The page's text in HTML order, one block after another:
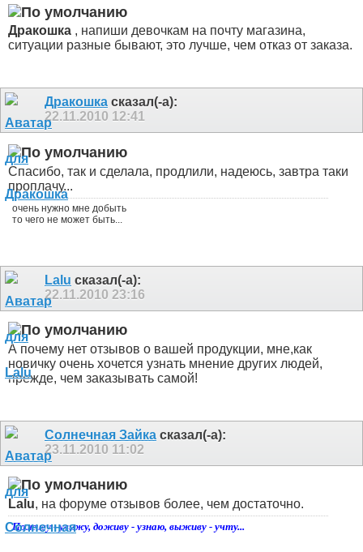
Дракошка , напиши девочкам на почту магазина,
ситуации разные бывают, это лучше, чем отказ от заказа.
Дракошка сказал(-а):
22.11.2010 12:41
Спасибо, так и сделала, продлили, надеюсь, завтра таки
проплачу...
очень нужно мне добыть
то чего не может быть...
Lalu сказал(-а):
22.11.2010 23:16
А почему нет отзывов о вашей продукции, мне,как
новичку очень хочется узнать мнение других людей,
прежде, чем заказывать самой!
Солнечная Зайка сказал(-а):
23.11.2010 11:02
Lalu, на форуме отзывов более, чем достаточно.
Поживу - увижу, доживу - узнаю, выживу - учту...